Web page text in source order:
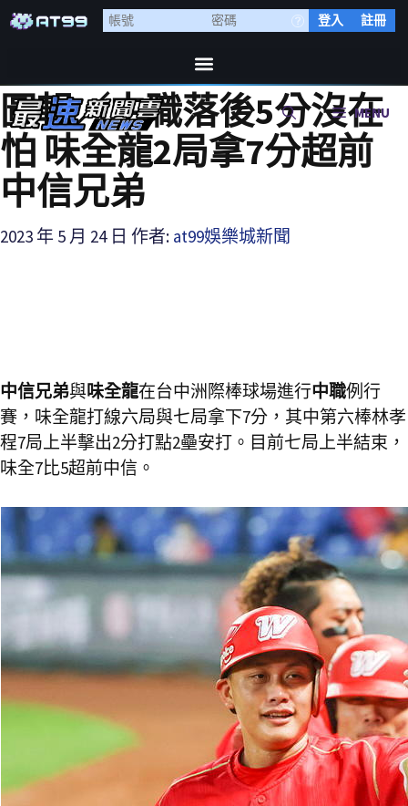
登入 註冊
MENU
圖輯／中職落後5分沒在
怕 味全龍2局拿7分超前
中信兄弟
2023 年 5 月 24 日 作者: at99娛樂城新聞
中信兄弟與味全龍在台中洲際棒球場進行中職例行
賽，味全龍打線六局與七局拿下7分，其中第六棒林孝
程7局上半擊出2分打點2壘安打。目前七局上半結束，
味全7比5超前中信。